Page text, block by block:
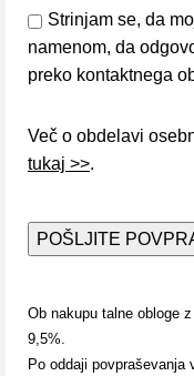
Strinjam se, da
namenom, da
preko kontaktnega
Več o obdelavi
tukaj >>.
Ob nakupu talne obloge
9,5%.
Po oddaji